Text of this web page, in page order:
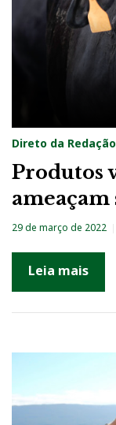
Direto da Redação
Produtos
ameaçam
29 de março de 2022
Leia mais